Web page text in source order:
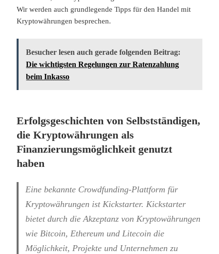
Wir werden auch grundlegende Tipps für den Handel mit
Kryptowährungen besprechen.
Besucher lesen auch gerade folgenden Beitrag:
Die wichtigsten Regelungen zur Ratenzahlung
beim Inkasso
Erfolgsgeschichten von Selbstständigen,
die Kryptowährungen als
Finanzierungsmöglichkeit genutzt
haben
Eine bekannte Crowdfunding-Plattform für
Kryptowährungen ist Kickstarter. Kickstarter
bietet durch die Akzeptanz von Kryptowährungen
wie Bitcoin, Ethereum und Litecoin die
Möglichkeit, Projekte und Unternehmen zu